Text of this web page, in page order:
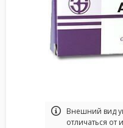
Bнешний вид
отличаться от